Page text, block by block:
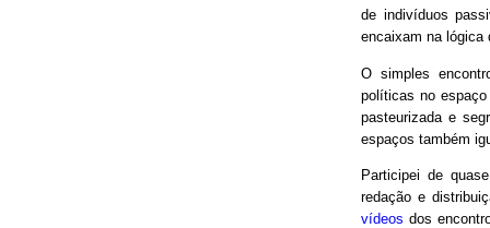
de indivíduos
encaixam na lógica
O simples
políticas no
pasteurizada e
espaços também
Participei de
redação e
vídeos dos